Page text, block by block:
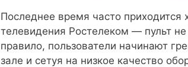
Последнее время часто приходится
телевидения Ростелеком — пульт не
правило, пользователи начинают
зале и сетуя на низкое качество